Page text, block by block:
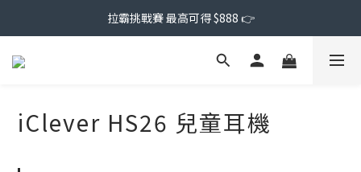
拉霸挑戰賽 最高可得 $888 👉
iClever HS26 兒童耳機